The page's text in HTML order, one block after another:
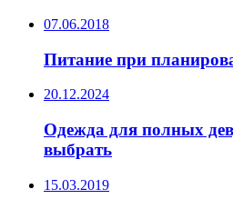
07.06.2018
Питание при
20.12.2024
Одежда для полных
выбрать
15.03.2019